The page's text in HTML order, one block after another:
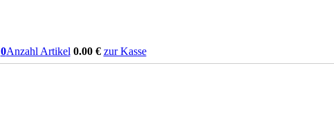
0Anzahl Artikel 0.00€ zur Kasse